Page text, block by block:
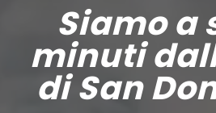
Siamo a
minuti
di San